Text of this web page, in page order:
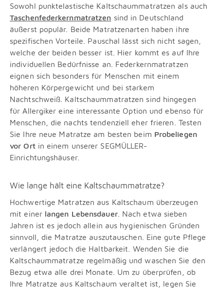
Sowohl punktelastische Kaltschaummatratzen als auch
Taschenfederkernmatratzen sind in Deutschland
äußerst populär. Beide Matratzenarten haben ihre
spezifischen Vorteile. Pauschal lässt sich nicht sagen,
welche der beiden besser ist. Hier kommt es auf Ihre
individuellen Bedürfnisse an. Federkernmatratzen
eignen sich besonders für Menschen mit einem
höheren Körpergewicht und bei starkem
Nachtschweiß. Kaltschaummatratzen sind hingegen
für Allergiker eine interessante Option und ebenso für
Menschen, die nachts tendenziell eher frieren. Testen
Sie Ihre neue Matratze am besten beim Probeliegen
vor Ortin einem unserer SEGMÜLLER-
Einrichtungshäuser.
Wie lange hält eine Kaltschaummatratze?
Hochwertige Matratzen aus Kaltschaum überzeugen
mit einer langen Lebensdauer. Nach etwa sieben
Jahren ist es jedoch allein aus hygienischen Gründen
sinnvoll, die Matratze auszutauschen. Eine gute Pflege
verlängert jedoch die Haltbarkeit. Wenden Sie die
Kaltschaummatratze regelmäßig und waschen Sie den
Bezug etwa alle drei Monate. Um zu überprüfen, ob
Ihre Matratze aus Kaltschaum veraltet ist, legen Sie